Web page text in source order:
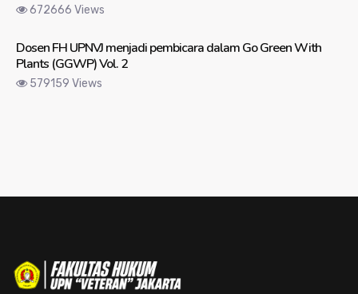
672666 Views
Dosen FH UPNVJ menjadi pembicara dalam Go Green With
Plants (GGWP) Vol. 2
579159 Views